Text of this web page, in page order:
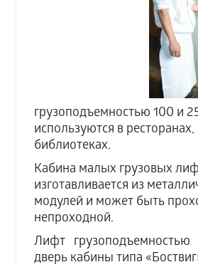
грузоподъемностью 100 и
используются в ресторанах,
библиотеках.
Кабина малых грузовых
изготавливается из
модулей и может быть
непроходной.
Лифт
дверь кабины типа